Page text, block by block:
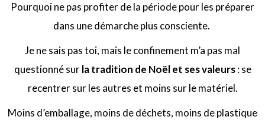
Pourquoi ne pas profiter de la période pour les préparer
dans une démarche plus consciente.
Je ne sais pas toi, mais le confinement m’a pas mal
questionné surla tradition de Noël et ses valeurs: se
recentrer sur les autres et moins sur le matériel.
Moins d’emballage, moins de déchets, moins de plastique